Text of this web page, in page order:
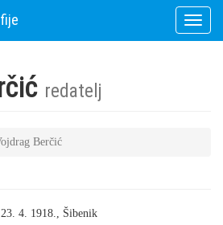
Toggle
redatelj
Berčić
4. 1918., Šibenik